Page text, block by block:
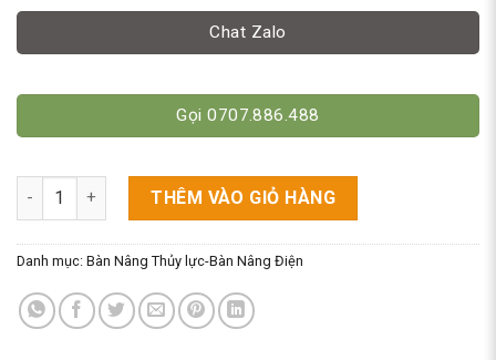
Chat Zalo
Gọi 0707.886.488
Bàn Nâng Thủy Lực 2 Tấn Cao 1M Nhỏ Gọn. HW2001 số lượng
THÊM VÀO GIỎ HÀNG
Danh mục: Bàn Nâng Thủy lực-Bàn Nâng Điện